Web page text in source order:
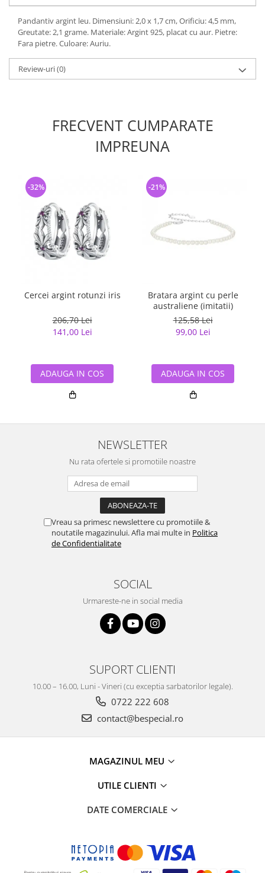
Pandantiv argint leu. Dimensiuni: 2,0 x 1,7 cm, Orificiu: 4,5 mm,
Greutate: 2,1 grame. Materiale: Argint 925, placat cu aur. Pietre:
Fara pietre. Culoare: Auriu.
Review-uri(0)
FRECVENT CUMPARATE
IMPREUNA
Cercei argint rotunzi iris
206,70 Lei
141,00 Lei
-32%
ADAUGA IN COS
Bratara argint cu perle
australiene (imitatii)
125,58 Lei
99,00 Lei
-21%
ADAUGA IN COS
NEWSLETTER
Nu rata ofertele si promotiile noastre
Vreau sa primesc newslettere cu promotiile &
noutatile magazinului. Afla mai multe in Politica
de Confidentialitate
SOCIAL
Urmareste-ne in social media
SUPORT CLIENTI
10.00 – 16.00, Luni - Vineri (cu exceptia sarbatorilor legale).
0722 222 608
contact@bespecial.ro
MAGAZINUL MEU
UTILE CLIENTI
DATE COMERCIALE